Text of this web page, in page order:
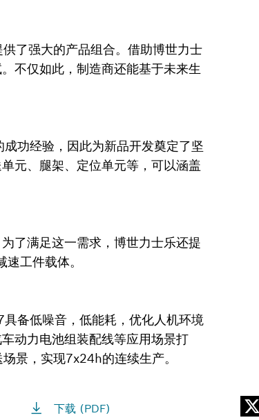
了强大的产品组合。借助博世力士
不仅如此，制造商还能基于未来生
功经验，因此为新品开发奠定了坚
元、腿架、定位单元等，可以涵盖
了满足这一需求，博世力士乐还提
工件载体。
备低噪音，低能耗，优化人机环境
动力电池组装配线等应用场景打
景，实现7x24h的连续生产。
下载 (PDF)